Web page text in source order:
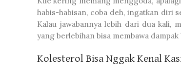
habis-habisan, coba deh, ingatkan diri
Kalau jawabannya lebih dari dua kali,
yang berlebihan bisa membawa
Kolesterol Bisa Nggak Kenal